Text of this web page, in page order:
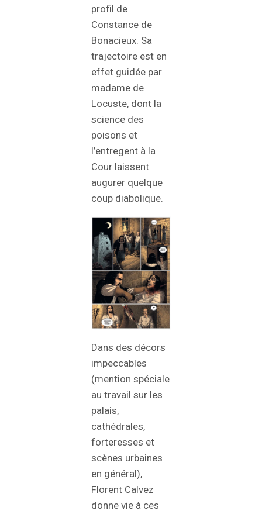
profil de
Constance de
Bonacieux. Sa
trajectoire est en
effet guidée par
madame de
Locuste, dont la
science des
poisons et
l’entregent à la
Cour laissent
augurer quelque
coup diabolique.
Dans des décors
impeccables
(mention spéciale
au travail sur les
palais,
cathédrales,
forteresses et
scènes urbaines
en général),
Florent Calvez
donne vie à ces